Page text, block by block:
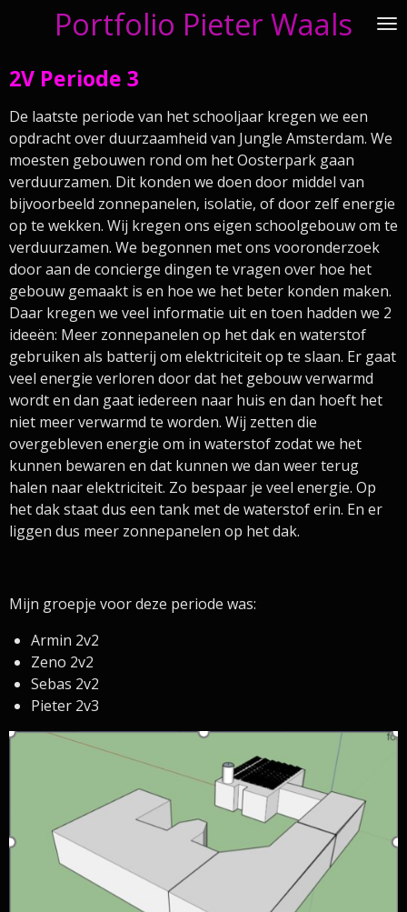
de
Portfolio Pieter Waals
2V Periode 3
De laatste periode van het schooljaar kregen we een
opdracht over duurzaamheid van Jungle Amsterdam. We
moesten gebouwen rond om het Oosterpark gaan
verduurzamen. Dit konden we doen door middel van
bijvoorbeeld zonnepanelen, isolatie, of door zelf energie
op te wekken. Wij kregen ons eigen schoolgebouw om te
verduurzamen. We begonnen met ons vooronderzoek
door aan de concierge dingen te vragen over hoe het
gebouw gemaakt is en hoe we het beter konden maken.
Daar kregen we veel informatie uit en toen hadden we 2
ideeën: Meer zonnepanelen op het dak en waterstof
gebruiken als batterij om elektriciteit op te slaan. Er gaat
veel energie verloren door dat het gebouw verwarmd
wordt en dan gaat iedereen naar huis en dan hoeft het
niet meer verwarmd te worden. Wij zetten die
overgebleven energie om in waterstof zodat we het
kunnen bewaren en dat kunnen we dan weer terug
halen naar elektriciteit. Zo bespaar je veel energie. Op
het dak staat dus een tank met de waterstof erin. En er
liggen dus meer zonnepanelen op het dak.
Mijn groepje voor deze periode was:
Armin 2v2
Zeno 2v2
Sebas 2v2
Pieter 2v3